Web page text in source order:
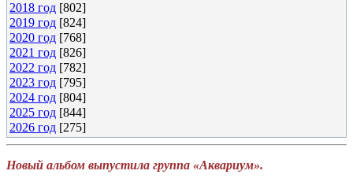
2018 год [802]
2019 год [824]
2020 год [768]
2021 год [826]
2022 год [782]
2023 год [795]
2024 год [804]
2025 год [844]
2026 год [275]
Новый альбом выпустила группа «Аквариум».